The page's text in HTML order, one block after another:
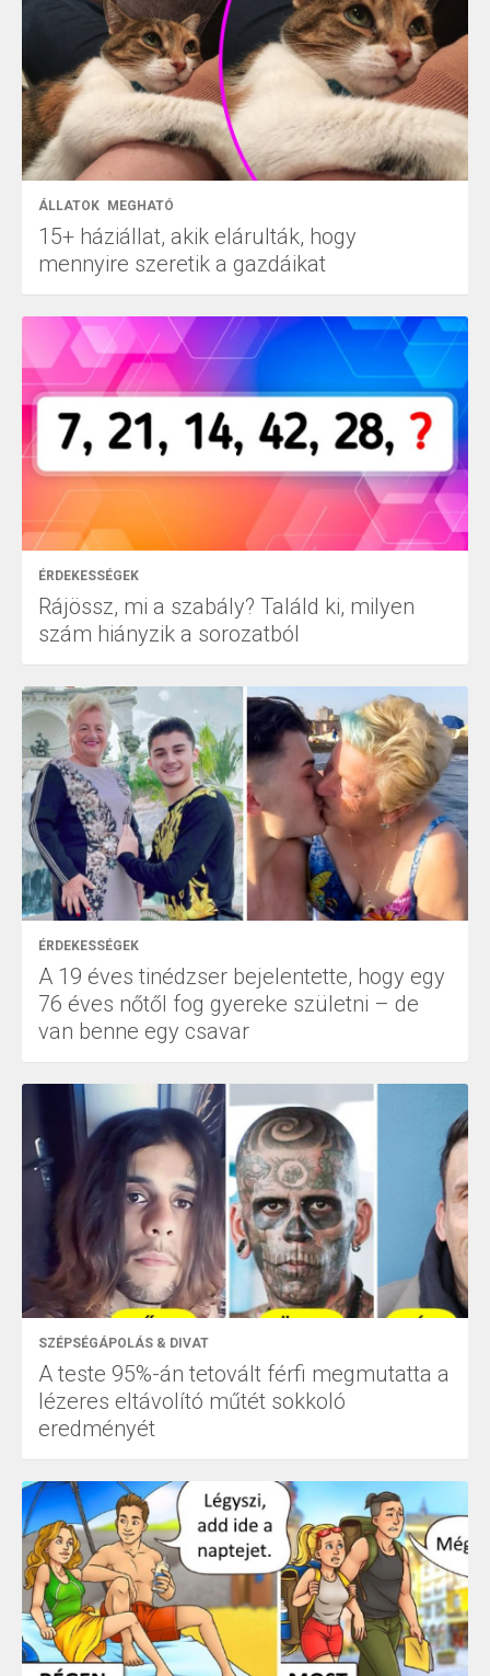
ÁLLATOK MEGHATÓ
15+ háziállat, akik elárulták, hogy
mennyire szeretik a gazdáikat
ÉRDEKESSÉGEK
Rájössz, mi a szabály? Találd ki, milyen
szám hiányzik a sorozatból
ÉRDEKESSÉGEK
A 19 éves tinédzser bejelentette, hogy egy
76 éves nőtől fog gyereke születni – de
van benne egy csavar
SZÉPSÉGÁPOLÁS & DIVAT
A teste 95%-án tetovált férfi megmutatta a
lézeres eltávolító műtét sokkoló
eredményét